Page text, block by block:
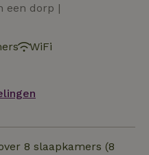
een dorp |
WiFi
8 slaapkamers (8